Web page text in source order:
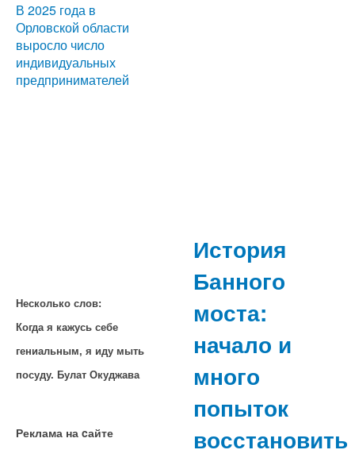
В 2025 года в
Орловской области
выросло число
индивидуальных
предпринимателей
Несколько слов:
Когда я кажусь себе
гениальным, я иду мыть
посуду. Булат Окуджава
Реклама на cайте
История
Банного
моста:
начало и
много
попыток
восстановить